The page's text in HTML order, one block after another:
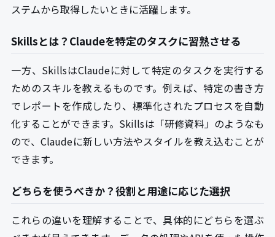
ステムから取得したいときに活躍します。
Skillsとは？Claudeを特定のタスクに習熟させる
一方、SkillsはClaudeに対して特定のタスクを実行する
ためのスキルを教えるものです。例えば、特定の書き方
でレポートを作成したり、標準化されたプロセスを自動
化することができます。Skillsは「研修資料」のようなも
ので、Claudeに新しい方法やスタイルを教え込むことが
できます。
どちらを使うべきか？役割と用途に応じた選択
これらの違いを理解することで、具体的にどちらを選ぶ